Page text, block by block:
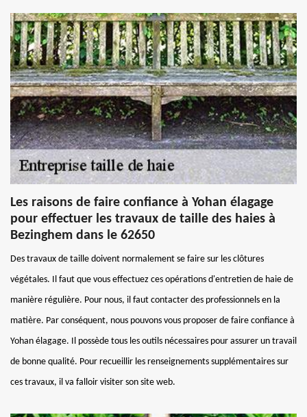
Les raisons de faire confiance à Yohan élagage
pour effectuer les travaux de taille des haies à
Bezinghem dans le 62650
Des travaux de taille doivent normalement se faire sur les clôtures
végétales. Il faut que vous effectuez ces opérations d'entretien de haie de
manière régulière. Pour nous, il faut contacter des professionnels en la
matière. Par conséquent, nous pouvons vous proposer de faire confiance à
Yohan élagage. Il possède tous les outils nécessaires pour assurer un travail
de bonne qualité. Pour recueillir les renseignements supplémentaires sur
ces travaux, il va falloir visiter son site web.